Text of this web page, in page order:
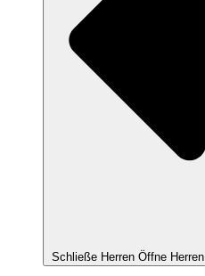
Schließe Herren Öffne Herren